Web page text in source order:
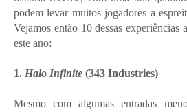
podem levar muitos jogadores a
Vejamos então 10 dessas experiências
este ano:
1. Halo Infinite (343 Industries)
Mesmo com algumas entradas